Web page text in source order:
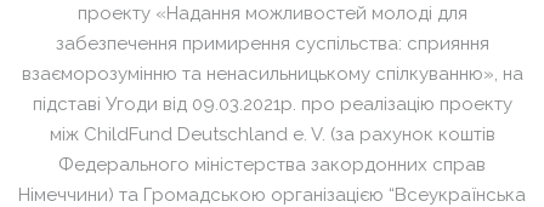
проекту «Надання можливостей молоді для
забезпечення примирення суспільства: сприяння
взаєморозумінню та ненасильницькому спілкуванню», на
підставі Угоди від 09.03.2021р. про реалізацію проекту
між ChildFund Deutschland e. V. (за рахунок коштів
Федерального міністерства закордонних справ
Німеччини) та Громадською організацією “Всеукраїнська